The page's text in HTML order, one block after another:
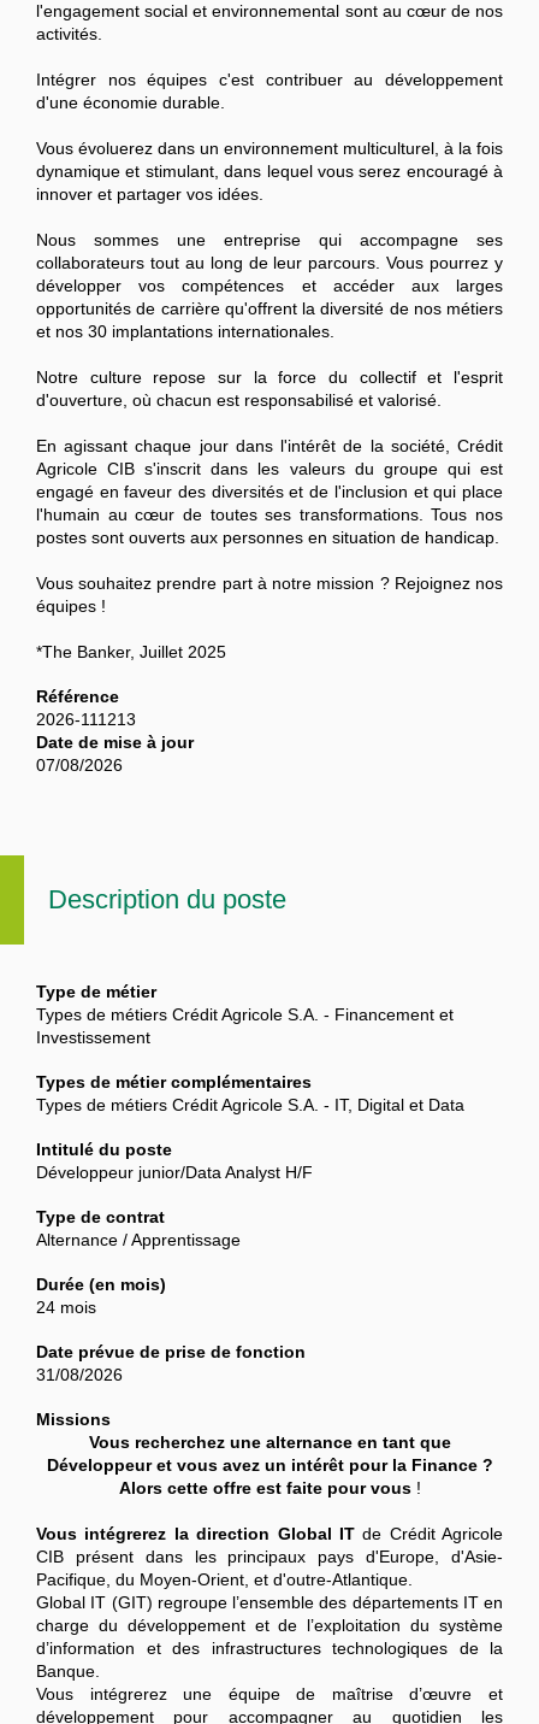
Description du poste
Type de métier
Types de métiers Crédit Agricole S.A. - Financement et
Investissement
Types de métier complémentaires
Types de métiers Crédit Agricole S.A. - IT, Digital et Data
Intitulé du poste
Développeur junior/Data Analyst H/F
Type de contrat
Alternance / Apprentissage
Durée (en mois)
24 mois
Date prévue de prise de fonction
31/08/2026
Missions
Vous recherchez une alternance en tant que
Développeur et vous avez un intérêt pour la Finance ?
Alors cette offre est faite pour vous!
Vous intégrerez la direction Global ITde Crédit Agricole
CIB présent dans les principaux pays d'Europe, d'Asie-
Pacifique, du Moyen-Orient, et d'outre-Atlantique.
Global IT (GIT) regroupe l’ensemble des départements IT en
charge du développement et de l’exploitation du système
d’information et des infrastructures technologiques de la
Banque.
Vous intégrerez une équipe de maîtrise d’œuvre et
développement pour accompagner au quotidien les
l'engagement social et environnemental sont au cœur de nos
activités.
Intégrer nos équipes c'est contribuer au développement
d'une économie durable.
Vous évoluerez dans un environnement multiculturel, à la fois
dynamique et stimulant, dans lequel vous serez encouragé à
innover et partager vos idées.
Nous sommes une entreprise qui accompagne ses
collaborateurs tout au long de leur parcours. Vous pourrez y
développer vos compétences et accéder aux larges
opportunités de carrière qu'offrent la diversité de nos métiers
et nos 30 implantations internationales.
Notre culture repose sur la force du collectif et l'esprit
d'ouverture, où chacun est responsabilisé et valorisé.
En agissant chaque jour dans l'intérêt de la société, Crédit
Agricole CIB s'inscrit dans les valeurs du groupe qui est
engagé en faveur des diversités et de l'inclusion et qui place
l'humain au cœur de toutes ses transformations. Tous nos
postes sont ouverts aux personnes en situation de handicap.
Vous souhaitez prendre part à notre mission ? Rejoignez nos
équipes !
*The Banker, Juillet 2025
Référence
2026-111213
Date de mise à jour
07/08/2026